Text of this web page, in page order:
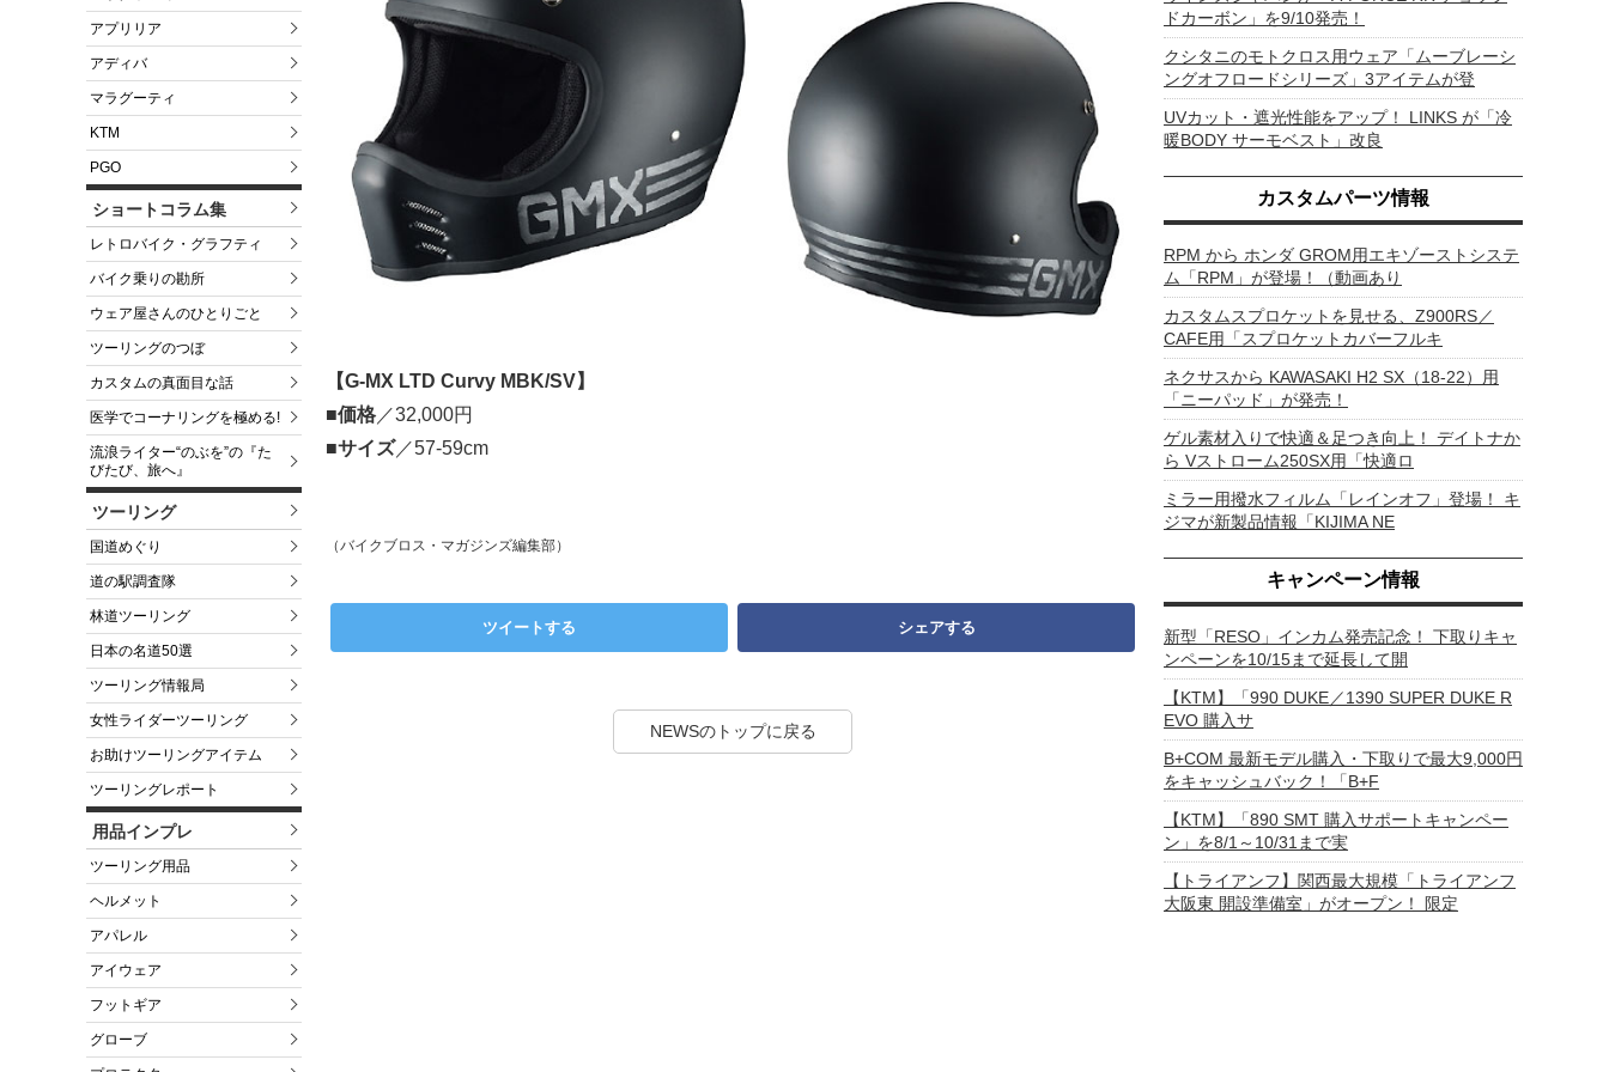
アプリリア
アディバ
マラグーティ
KTM
PGO
ショートコラム集
レトロバイク・グラフティ
バイク乗りの勘所
ウェア屋さんのひとりごと
ツーリングのつぼ
カスタムの真面目な話
医学でコーナリングを極める!
流浪ライター“のぶを”の『た
びたび、旅へ』
ツーリング
国道めぐり
道の駅調査隊
林道ツーリング
日本の名道50選
ツーリング情報局
女性ライダーツーリング
お助けツーリングアイテム
ツーリングレポート
用品インプレ
ツーリング用品
ヘルメット
アパレル
アイウェア
フットギア
グローブ
【G-MX LTD Curvy MBK/SV】
■価格 ／32,000円
■サイズ／57-59cm
（バイクブロス・マガジンズ編集部）
ツイートする シェアする
NEWSのトップに戻る
ドカーボン」を9/10発売！
クシタニのモトクロス用ウェア「ムーブレーシ
ングオフロードシリーズ」3アイテムが登
UVカット・遮光性能をアップ！ LINKS が「冷
暖BODY サーモベスト」改良
カスタムパーツ情報
RPM から ホンダ GROM用エキゾーストシステ
ム「RPM」が登場！（動画あり
カスタムスプロケットを見せる、Z900RS／
CAFE用「スプロケットカバーフルキ
ネクサスから KAWASAKI H2 SX（18-22）用
「ニーパッド」が発売！
ゲル素材入りで快適＆足つき向上！ デイトナか
ら Vストローム250SX用「快適ロ
ミラー用撥水フィルム「レインオフ」登場！ キ
ジマが新製品情報「KIJIMA NE
キャンペーン情報
新型「RESO」インカム発売記念！ 下取りキャ
ンペーンを10/15まで延長して開
【KTM】「990 DUKE／1390 SUPER DUKE R
EVO 購入サ
B+COM 最新モデル購入・下取りで最大9,000円
をキャッシュバック！「B+F
【KTM】「890 SMT 購入サポートキャンペー
ン」を8/1～10/31まで実
【トライアンフ】関西最大規模「トライアンフ
大阪東 開設準備室」がオープン！ 限定